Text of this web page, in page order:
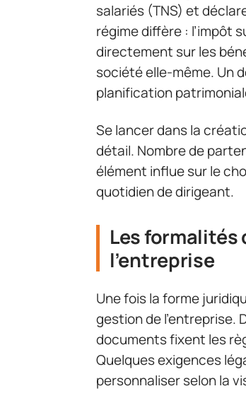
salariés (TNS) et
régime diffère : l’impôt
directement sur les
société elle-même. Un
planification
Se lancer dans la
détail. Nombre de
élément influe sur le
quotidien de dirigeant.
Les formalités
l’entreprise
Une fois la forme
gestion de l’entreprise.
documents fixent les
Quelques exigences
personnaliser selon la